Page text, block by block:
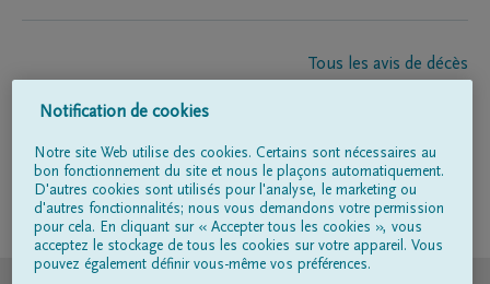
Tous les avis de décès
Entrepreneur de pompes funèbres
Suivez-nous sur
Notification de cookies
Notre site Web utilise des cookies. Certains sont nécessaires au
bon fonctionnement du site et nous le plaçons automatiquement.
D'autres cookies sont utilisés pour l'analyse, le marketing ou
d'autres fonctionnalités; nous vous demandons votre permission
pour cela. En cliquant sur « Accepter tous les cookies », vous
acceptez le stockage de tous les cookies sur votre appareil. Vous
pouvez également définir vous-même vos préférences.